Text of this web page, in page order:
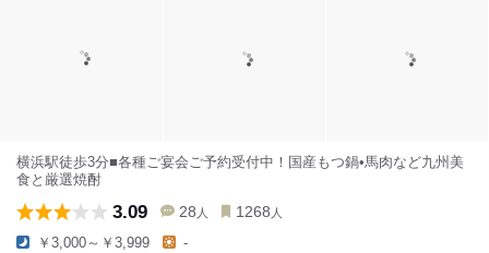
横浜駅徒歩3分■各種ご宴会ご予約受付中！国産もつ鍋•馬肉など九州美
食と厳選焼酎
3.09 28 人 1268 人
￥3,000～￥3,999 -